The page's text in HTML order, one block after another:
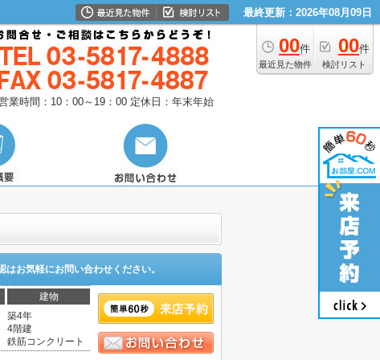
最終更新：2026年08月09日
00件
最近見た物件
00件
検討リスト
業時間：10：00～19：00 定休日：年末年始
はお気軽にお問い合わせください。
建物
築4年
4階建
鉄筋コンクリート